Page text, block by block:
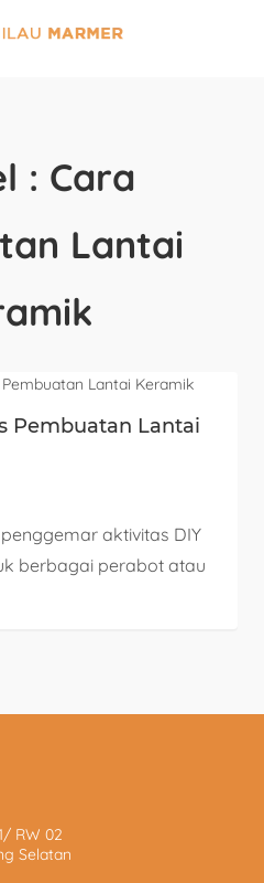
: Cara
Lantai
Pembuatan Lantai
aktivitas DIY
berbagai perabot atau
RW 02
Selatan